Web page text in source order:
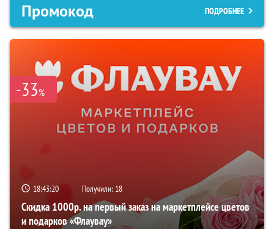
Промокод ПОДРОБНЕЕ
-33%
18:43:19 Получили: 18
Скидка 1000р. на первый заказ на маркетплейсе цветов
и подарков «Флаувау»